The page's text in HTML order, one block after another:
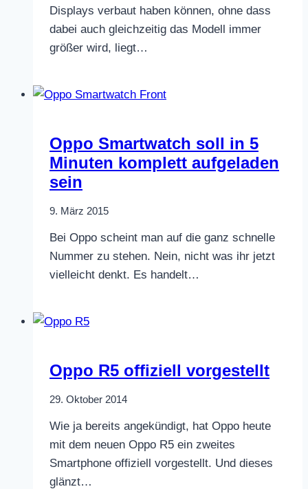
Displays verbaut haben können, ohne dass
dabei auch gleichzeitig das Modell immer
größer wird, liegt…
Oppo Smartwatch soll in 5
Minuten komplett aufgeladen
sein
9. März 2015
Bei Oppo scheint man auf die ganz schnelle
Nummer zu stehen. Nein, nicht was ihr jetzt
vielleicht denkt. Es handelt…
Oppo R5 offiziell vorgestellt
29. Oktober 2014
Wie ja bereits angekündigt, hat Oppo heute
mit dem neuen Oppo R5 ein zweites
Smartphone offiziell vorgestellt. Und dieses
glänzt…